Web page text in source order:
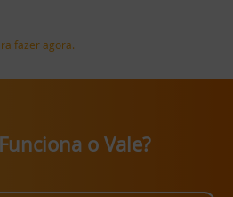
fazer agora.
o Vale?